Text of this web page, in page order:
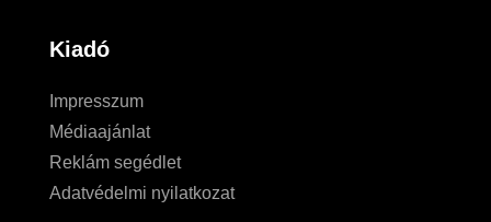
Kiadó
Impresszum
Médiaajánlat
Reklám segédlet
Adatvédelmi nyilatkozat